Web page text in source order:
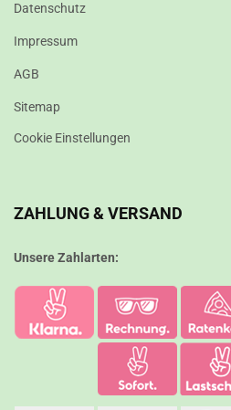
Datenschutz
Impressum
AGB
Sitemap
Cookie Einstellungen
ZAHLUNG & VERSAND
Unsere Zahlarten: